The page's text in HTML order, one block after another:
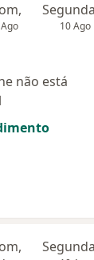
10 Ago
não está